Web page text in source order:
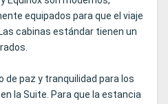
equipados para que el viaje
cabinas estándar tienen un
de paz y tranquilidad para los
la Suite. Para que la estancia